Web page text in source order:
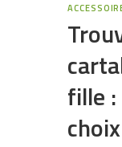
fille
choix